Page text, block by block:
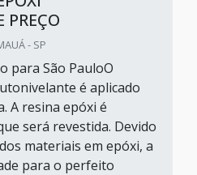
- SP
para São PauloO
é aplicado
A resina epóxi é
será revestida. Devido
materiais em epóxi, a
para o perfeito